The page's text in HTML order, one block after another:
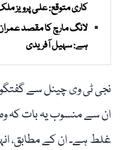
کاری متوقع: علی پرویز
لانگ مارچ کا مقصد
ہے: سہیل آفریدی
نجی ٹی وی چینل سے گفتگو
ان سے منسوب یہ بات کہ وہ
غلط ہے۔ ان کے مطابق،